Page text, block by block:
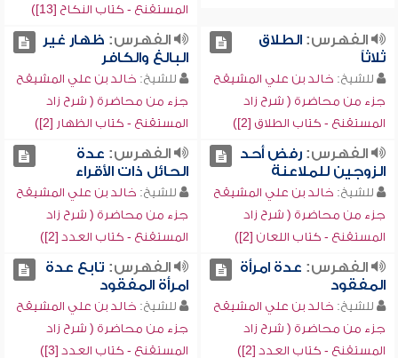
المستقنع - كتاب النكاح [13])
الفهرس:الطلاق
ثلاثاً
للشيخ: خالد بن علي المشيقح
جزء من محاضرة ( شرح زاد
المستقنع - كتاب الطلاق [2])
الفهرس: ظهار غير
البالغ والكافر
للشيخ: خالد بن علي المشيقح
جزء من محاضرة ( شرح زاد
المستقنع - كتاب الظهار [2])
الفهرس:رفض أحد
الزوجين للملاعنة
للشيخ: خالد بن علي المشيقح
جزء من محاضرة ( شرح زاد
المستقنع - كتاب اللعان [2])
الفهرس: عدة
الحائل ذات الأقراء
للشيخ: خالد بن علي المشيقح
جزء من محاضرة ( شرح زاد
المستقنع - كتاب العدد [2])
الفهرس: عدة امرأة
المفقود
للشيخ: خالد بن علي المشيقح
جزء من محاضرة ( شرح زاد
المستقنع - كتاب العدد [2])
الفهرس: تابع عدة
امرأة المفقود
للشيخ: خالد بن علي المشيقح
جزء من محاضرة ( شرح زاد
المستقنع - كتاب العدد [3])